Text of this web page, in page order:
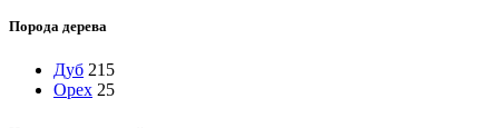
Порода дерева
Дуб 215
Орех 25